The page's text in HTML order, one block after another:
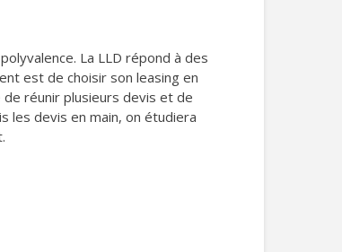
La LLD répond à des
est de choisir son leasing en
réunir plusieurs devis et de
les devis en main, on étudiera